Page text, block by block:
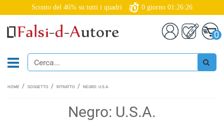
Sconto del 46% su tutti i quadri 0 giorno 01:26:25
0
HOME SOGGETTO RITRATTO NEGRO: U.S.A.
Negro: U.S.A.